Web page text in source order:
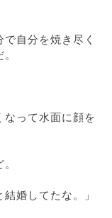
自分を焼き尽く
なって水面に顔を
婚してたな。」